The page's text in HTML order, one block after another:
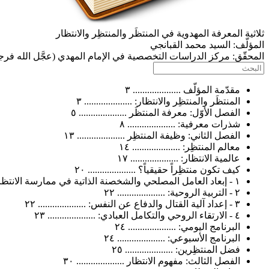
ثلاثية المعرفة المهدوية في المنتظَر والمنتظِر والانتظار
المؤلّف: السيد محمد القبانجي
المحقّق: مركز الدراسات التخصصية في الإمام المهدي (عجَّل الله
مقدّمة المؤلّف .................... ٣
المنتظَر والمنتظِر والانتظار: .................... ٣
الفصل الأوّل: معرفة المنتظَر .................... ٥
شذرات معرفية: .................... ٨
الفصل الثاني: وظيفة المنتظِر .................... ١٣
معالم المنتظِر: .................... ١٤
عالمية الانتظار: .................... ١٧
كيف تكون منتظِراً حقيقياً؟ .................... ٢٠
١ - إبعاد العامل المصلحي والشخصنة الذاتية في ممارسة الانتظار: .................... ٢١
٢ - التربية الروحية: .................... ٢٢
٣ - إعداد آلية القتال والدفاع عن النفس: .................... ٢٢
٤ - الارتقاء الروحي والتكامل العبادي: .................... ٢٣
البرنامج اليومي: .................... ٢٤
البرنامج الأسبوعي: .................... ٢٤
فضل المنتظِرين: .................... ٢٥
الفصل الثالث: مفهوم الانتظار .................... ٣٠